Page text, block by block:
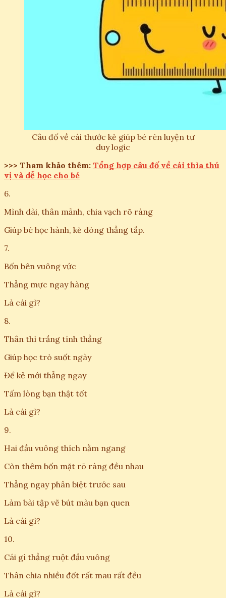
Câu đố về cái thước kẻ giúp bé rèn luyện tư
duy logic
>>> Tham khảo thêm: Tổng hợp câu đố về cái thìa thú
vị và dễ học cho bé
6.
Mình dài, thân mảnh, chia vạch rõ ràng
Giúp bé học hành, kẻ dòng thẳng tắp.
7.
Bốn bên vuông vức
Thẳng mực ngay hàng
Là cái gì?
8.
Thân thì trắng tính thẳng
Giúp học trò suốt ngày
Để kẻ mới thẳng ngay
Tấm lòng bạn thật tốt
Là cái gì?
9.
Hai đầu vuông thích nằm ngang
Còn thêm bốn mặt rõ ràng đều nhau
Thẳng ngay phân biệt trước sau
Làm bài tập vẽ bút màu bạn quen
Là cái gì?
10.
Cái gì thẳng ruột đầu vuông
Thân chia nhiều đốt rất mau rất đều
Là cái gì?